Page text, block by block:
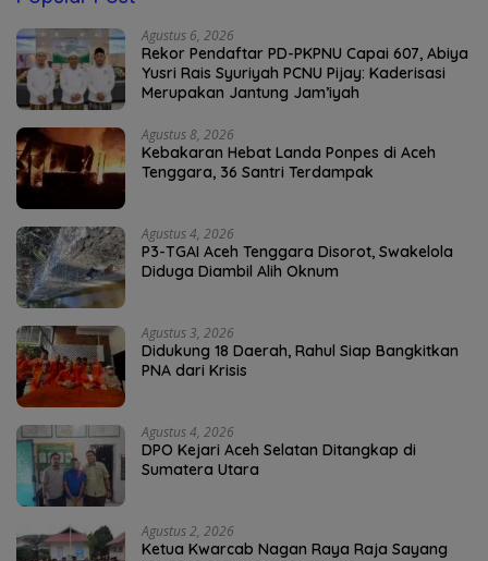
Agustus 6, 2026
Rekor Pendaftar PD-PKPNU Capai 607, Abiya
Yusri Rais Syuriyah PCNU Pijay: Kaderisasi
Merupakan Jantung Jam’iyah
Agustus 8, 2026
Kebakaran Hebat Landa Ponpes di Aceh
Tenggara, 36 Santri Terdampak
Agustus 4, 2026
P3-TGAI Aceh Tenggara Disorot, Swakelola
Diduga Diambil Alih Oknum
Agustus 3, 2026
Didukung 18 Daerah, Rahul Siap Bangkitkan
PNA dari Krisis
Agustus 4, 2026
DPO Kejari Aceh Selatan Ditangkap di
Sumatera Utara
Agustus 2, 2026
Ketua Kwarcab Nagan Raya Raja Sayang